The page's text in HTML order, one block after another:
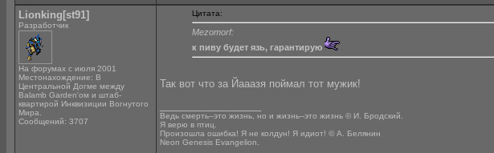
Lionking[st91]
Разработчик
На форумах с июля 2001
Местонахождение: В
Центральной Догме между
Balamb Garden'ом и штаб-
квартирой Инквизиции Вогнутого
Мира.
Сообщений: 3707
Цитата:
Mezomorf:
к пиву будет язь, гарантирую
Так вот что за Йааазя поймал тот мужик!
Ведь смерть--это жизнь, но и жизнь--это жизнь © И. Бродский.
Я верю в птиц.
Произошла ошибка! Я не колдун! Я идиот! © А. Белянин
Neon Genesis Evangelion.